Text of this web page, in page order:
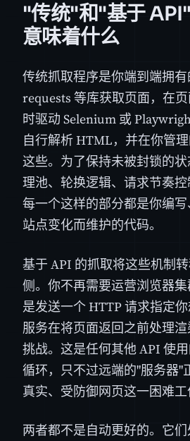
"传统"和"基于
意味着什么
传统抓取程序是你端到端拥
requests 等库获取页面，在
时驱动 Selenium 或
自行解析 HTML，并在你管
这些。为了保持未被封锁的
理池、轮换逻辑、请求节奏控
每一个这样的部分都是你编
站点变化而维护的代码。
基于 API 的抓取将这些机制
侧。你不再需要运营浏览器
是发送一个 HTTP 请求指定
服务在将页面返回之前处理
挑战。这是任何其他 API 使
循环，只不过远端的"服务器"
真实、受防御网页这一困难工
两者都不是自动更好的。它